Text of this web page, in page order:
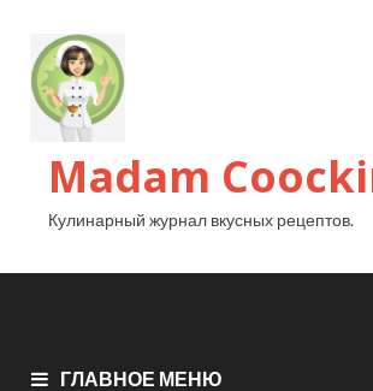
Madam
Кулинарный журнал вкусных рецептов.
ГЛАВНОЕ МЕНЮ